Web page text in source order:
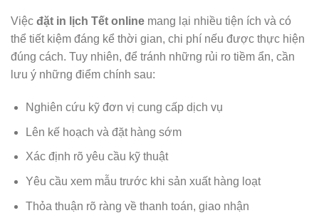
Việc đặt in lịch Tết online mang lại nhiều tiện ích và có
thể tiết kiệm đáng kể thời gian, chi phí nếu được thực hiện
đúng cách. Tuy nhiên, để tránh những rủi ro tiềm ẩn, cần
lưu ý những điểm chính sau:
Nghiên cứu kỹ đơn vị cung cấp dịch vụ
Lên kế hoạch và đặt hàng sớm
Xác định rõ yêu cầu kỹ thuật
Yêu cầu xem mẫu trước khi sản xuất hàng loạt
Thỏa thuận rõ ràng về thanh toán, giao nhận